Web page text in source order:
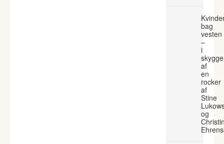
bag
vesten
–
i
af
en
rocker
af
Stine
og